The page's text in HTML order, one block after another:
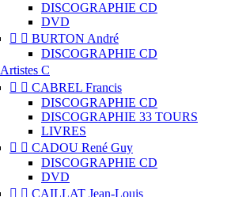
DISCOGRAPHIE CD
DVD
  BURTON André
DISCOGRAPHIE CD
Artistes C
  CABREL Francis
DISCOGRAPHIE CD
DISCOGRAPHIE 33 TOURS
LIVRES
  CADOU René Guy
DISCOGRAPHIE CD
DVD
  CAILLAT Jean-Louis